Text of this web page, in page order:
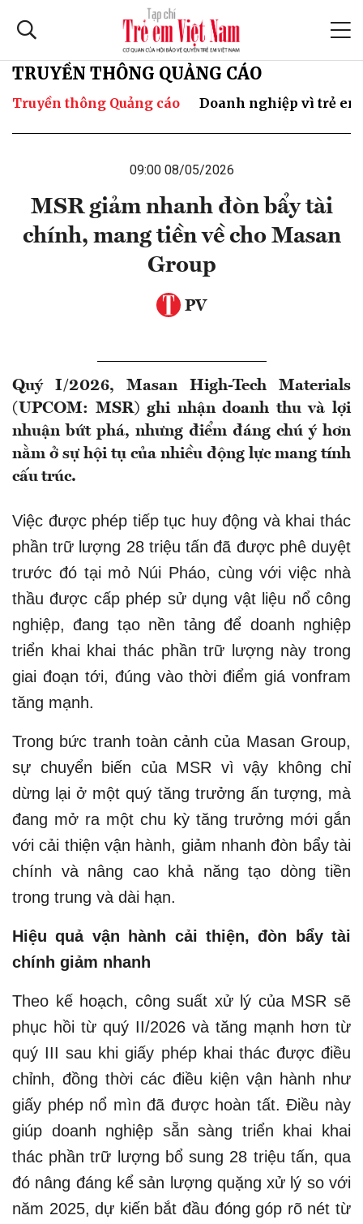
TRUYỀN THÔNG QUẢNG CÁO
Truyền thông Quảng cáo Doanh nghiệp vì trẻ em
09:00 08/05/2026
MSR giảm nhanh đòn bẩy tài
chính, mang tiền về cho Masan
Group
PV
Quý I/2026, Masan High-Tech Materials
(UPCOM: MSR) ghi nhận doanh thu và lợi
nhuận bứt phá, nhưng điểm đáng chú ý hơn
nằm ở sự hội tụ của nhiều động lực mang tính
cấu trúc.
Việc được phép tiếp tục huy động và khai thác
phần trữ lượng 28 triệu tấn đã được phê duyệt
trước đó tại mỏ Núi Pháo, cùng với việc nhà
thầu được cấp phép sử dụng vật liệu nổ công
nghiệp, đang tạo nền tảng để doanh nghiệp
triển khai khai thác phần trữ lượng này trong
giai đoạn tới, đúng vào thời điểm giá vonfram
tăng mạnh.
Trong bức tranh toàn cảnh của Masan Group,
sự chuyển biến của MSR vì vậy không chỉ
dừng lại ở một quý tăng trưởng ấn tượng, mà
đang mở ra một chu kỳ tăng trưởng mới gắn
với cải thiện vận hành, giảm nhanh đòn bẩy tài
chính và nâng cao khả năng tạo dòng tiền
trong trung và dài hạn.
Hiệu quả vận hành cải thiện, đòn bẩy tài
chính giảm nhanh
Theo kế hoạch, công suất xử lý của MSR sẽ
phục hồi từ quý II/2026 và tăng mạnh hơn từ
quý III sau khi giấy phép khai thác được điều
chỉnh, đồng thời các điều kiện vận hành như
giấy phép nổ mìn đã được hoàn tất. Điều này
giúp doanh nghiệp sẵn sàng triển khai khai
thác phần trữ lượng bổ sung 28 triệu tấn, qua
đó nâng đáng kể sản lượng quặng xử lý so với
năm 2025, dự kiến bắt đầu đóng góp rõ nét từ